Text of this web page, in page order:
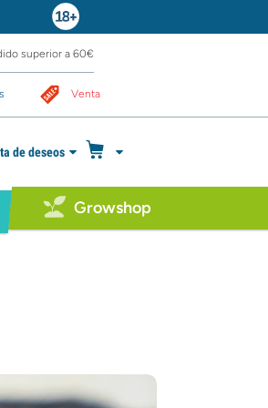
superior a 60€
Venta
de deseos
Growshop